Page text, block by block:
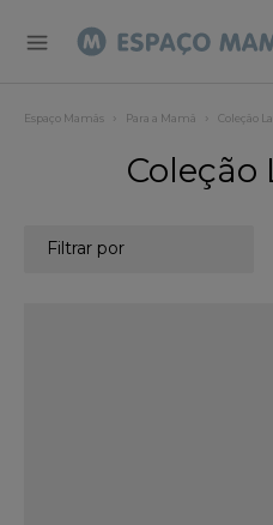
Espaço Mamãs Para a Mamã Coleção
Coleção
Filtrar por